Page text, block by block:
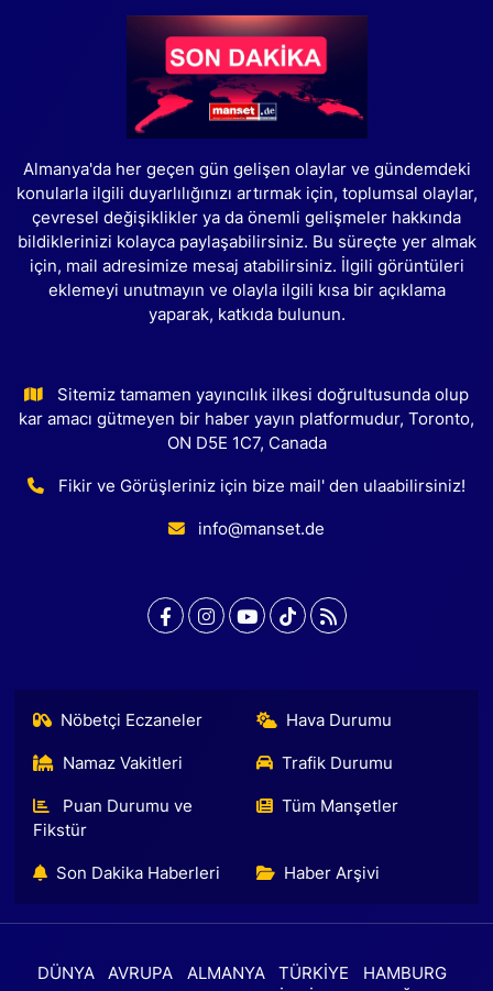
Almanya'da her geçen gün gelişen olaylar ve gündemdeki
konularla ilgili duyarlılığınızı artırmak için, toplumsal olaylar,
çevresel değişiklikler ya da önemli gelişmeler hakkında
bildiklerinizi kolayca paylaşabilirsiniz. Bu süreçte yer almak
için, mail adresimize mesaj atabilirsiniz. İlgili görüntüleri
eklemeyi unutmayın ve olayla ilgili kısa bir açıklama
yaparak, katkıda bulunun.
Sitemiz tamamen yayıncılık ilkesi doğrultusunda olup
kar amacı gütmeyen bir haber yayın platformudur, Toronto,
ON D5E 1C7, Canada
Fikir ve Görüşleriniz için bize mail' den ulaabilirsiniz!
info@manset.de
Nöbetçi Eczaneler Hava Durumu
Namaz Vakitleri Trafik Durumu
Puan Durumu ve
Fikstür
Tüm Manşetler
Son Dakika Haberleri Haber Arşivi
DÜNYA AVRUPA ALMANYA TÜRKİYE
HAMBURG